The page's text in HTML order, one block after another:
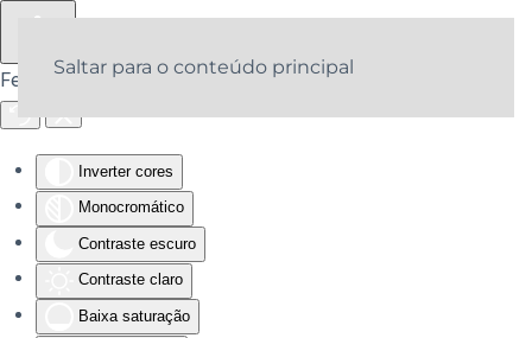
Ferramentas de acessibilidade
Inverter cores
Monocromático
Contraste escuro
Contraste claro
Baixa saturação
Saltar para o conteúdo principal